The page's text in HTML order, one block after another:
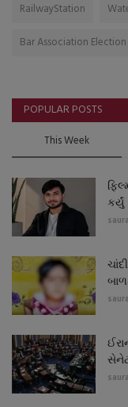
RailwayStation
Bar Association Election
POPULAR POSTS
This Week
કર્યું